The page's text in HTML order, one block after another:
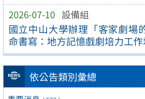
2026-07-10 設備組
國立中山大學辦理「客家劇場
命書寫：地方記憶戲劇培力工作
依公告類別彙總